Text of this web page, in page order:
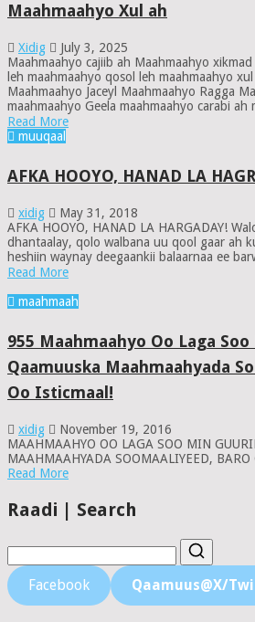
Maahmaahyo Xul ah
Xidig
July 3, 2025
Maahmaahyo cajiib ah Maahmaahyo
leh maahmaahyo qosol leh maahmaahyo
Maahmaahyo Jaceyl Maahmaahyo Ragga
maahmaahyo Geela maahmaahyo carabi ah
Read More
muuqaal
AFKA HOOYO, HANAD LA
xidig
May 31, 2018
AFKA HOOYO, HANAD LA HARGADAY!
dhantaalay, qolo walbana uu qool gaar ah
heshiin waynay deegaankii balaarnaa ee
Read More
maahmaah
955 Maahmaahyo Oo Laga
Qaamuuska Maahmaahyada
Oo Isticmaal!
xidig
November 19, 2016
MAAHMAAHYO OO LAGA SOO MIN
MAAHMAAHYADA SOOMAALIYEED,
Read More
Raadi | Search
Facebook Qaamuus@X/